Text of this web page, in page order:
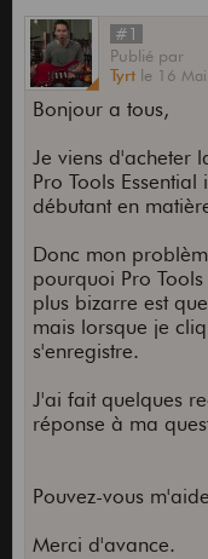
#1
Publié par
Tyrt le 16
Bonjour a tous,
Je viens d'acheter
Pro Tools
débutant en
Donc mon
pourquoi Pro
plus bizarre est
mais lorsque je
s'enregistre.
J'ai fait quelques
réponse à ma
Pouvez-vous
Merci d'avance.